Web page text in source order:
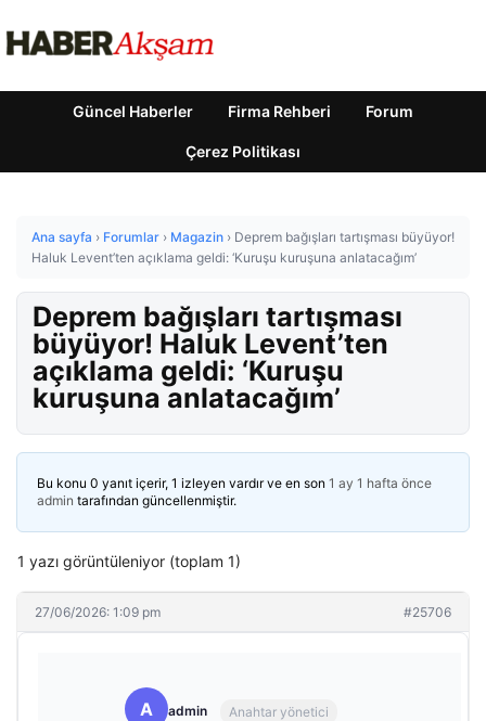
Güncel Haberler Firma Rehberi Forum
Çerez Politikası
Ana sayfa › Forumlar › Magazin › Deprem bağışları tartışması büyüyor!
Haluk Levent’ten açıklama geldi: ‘Kuruşu kuruşuna anlatacağım’
Deprem bağışları tartışması
büyüyor! Haluk Levent’ten
açıklama geldi: ‘Kuruşu
kuruşuna anlatacağım’
Bu konu 0 yanıt içerir, 1 izleyen vardır ve en son 1 ay 1 hafta önce
admin tarafından güncellenmiştir.
1 yazı görüntüleniyor (toplam 1)
27/06/2026: 1:09 pm #25706
A admin Anahtar yönetici